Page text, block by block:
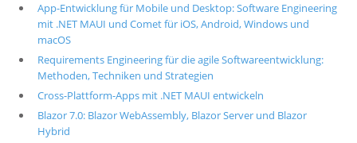
App-Entwicklung für Mobile und Desktop: Software Engineering
mit .NET MAUI und Comet für iOS, Android, Windows und
macOS
Requirements Engineering für die agile Softwareentwicklung:
Methoden, Techniken und Strategien
Cross-Plattform-Apps mit .NET MAUI entwickeln
Blazor 7.0: Blazor WebAssembly, Blazor Server und Blazor
Hybrid